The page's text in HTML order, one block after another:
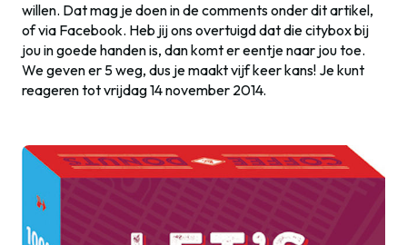
willen. Dat mag je doen in de comments onder dit artikel,
of via Facebook. Heb jij ons overtuigd dat die citybox bij
jou in goede handen is, dan komt er eentje naar jou toe.
We geven er 5 weg, dus je maakt vijf keer kans! Je kunt
reageren tot vrijdag 14 november 2014.